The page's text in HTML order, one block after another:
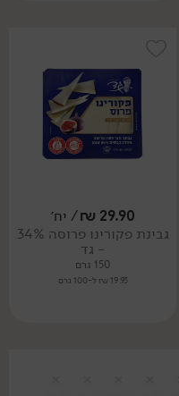
29.90
₪/ יח׳
גבינת פקורינו פרוסה 34%
- גד
150 גרם
19.93 ₪ ל-100 גרם